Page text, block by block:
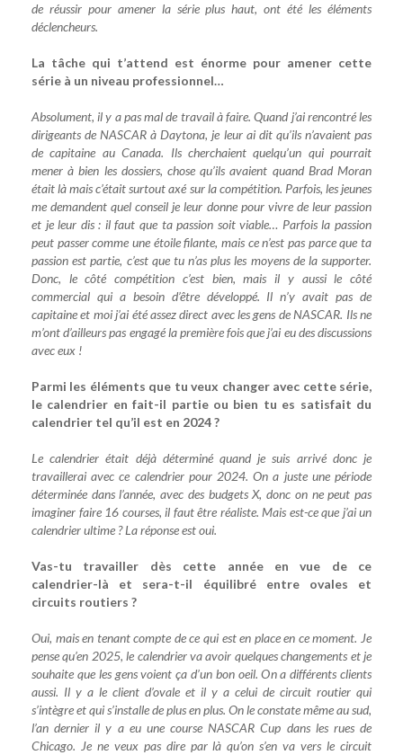
de réussir pour amener la série plus haut, ont été les éléments
déclencheurs.
La tâche qui t’attend est énorme pour amener cette
série à un niveau professionnel…
Absolument, il y a pas mal de travail à faire. Quand j’ai rencontré les
dirigeants de NASCAR à Daytona, je leur ai dit qu’ils n’avaient pas
de capitaine au Canada. Ils cherchaient quelqu’un qui pourrait
mener à bien les dossiers, chose qu’ils avaient quand Brad Moran
était là mais c’était surtout axé sur la compétition. Parfois, les jeunes
me demandent quel conseil je leur donne pour vivre de leur passion
et je leur dis : il faut que ta passion soit viable… Parfois la passion
peut passer comme une étoile filante, mais ce n’est pas parce que ta
passion est partie, c’est que tu n’as plus les moyens de la supporter.
Donc, le côté compétition c’est bien, mais il y aussi le côté
commercial qui a besoin d’être développé. Il n’y avait pas de
capitaine et moi j’ai été assez direct avec les gens de NASCAR. Ils ne
m’ont d’ailleurs pas engagé la première fois que j’ai eu des discussions
avec eux !
Parmi les éléments que tu veux changer avec cette série,
le calendrier en fait-il partie ou bien tu es satisfait du
calendrier tel qu’il est en 2024 ?
Le calendrier était déjà déterminé quand je suis arrivé donc je
travaillerai avec ce calendrier pour 2024. On a juste une période
déterminée dans l’année, avec des budgets X, donc on ne peut pas
imaginer faire 16 courses, il faut être réaliste. Mais est-ce que j’ai un
calendrier ultime ? La réponse est oui.
Vas-tu travailler dès cette année en vue de ce
calendrier-là et sera-t-il équilibré entre ovales et
circuits routiers ?
Oui, mais en tenant compte de ce qui est en place en ce moment. Je
pense qu’en 2025, le calendrier va avoir quelques changements et je
souhaite que les gens voient ça d’un bon oeil. On a différents clients
aussi. Il y a le client d’ovale et il y a celui de circuit routier qui
s’intègre et qui s’installe de plus en plus. On le constate même au sud,
l’an dernier il y a eu une course NASCAR Cup dans les rues de
Chicago. Je ne veux pas dire par là qu’on s’en va vers le circuit